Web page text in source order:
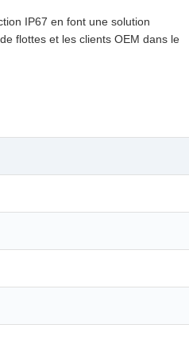
IP67 en font une solution
flottes et les clients OEM dans le